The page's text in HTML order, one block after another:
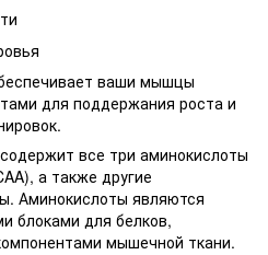
ваши мышцы
для поддержания роста и
все три аминокислоты
а также другие
Аминокислоты являются
блоками для белков,
мышечной ткани.